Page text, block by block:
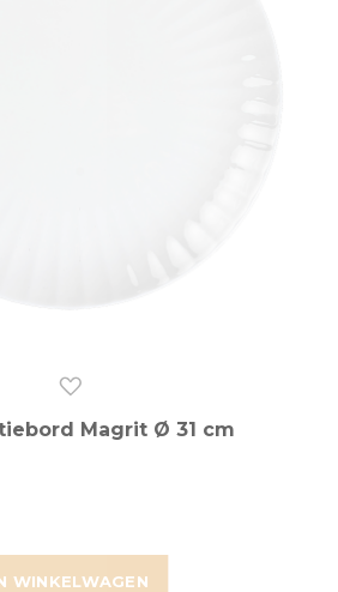
WINKELWAGEN
Magrit Ø 31 cm